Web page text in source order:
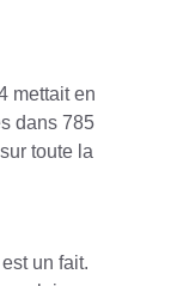
mettait en
dans 785
toute la
un fait.